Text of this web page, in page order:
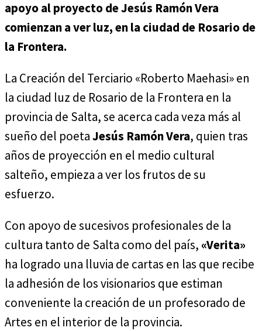
apoyo al proyecto de Jesús Ramón Vera
comienzan a ver luz, en la ciudad de Rosario de
la Frontera.
La Creación del Terciario «Roberto Maehasi» en
la ciudad luz de Rosario de la Frontera en la
provincia de Salta, se acerca cada veza más al
sueño del poetaJesús Ramón Vera, quien tras
años de proyección en el medio cultural
salteño, empieza a ver los frutos de su
esfuerzo.
Con apoyo de sucesivos profesionales de la
cultura tanto de Salta como del país, «Verita»
ha logrado una lluvia de cartas en las que recibe
la adhesión de los visionarios que estiman
conveniente la creación de un profesorado de
Artes en el interior de la provincia.